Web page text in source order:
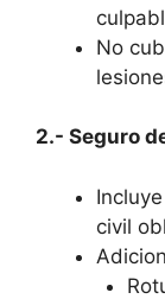
No
2.- Seguro
civil